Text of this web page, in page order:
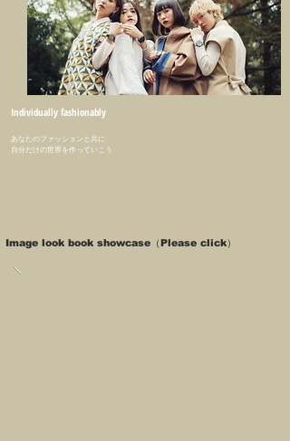
Individually fashionably
あなたのファッションと共に
​自分だけの世界を作っていこう
Image look book showcase（Please click）